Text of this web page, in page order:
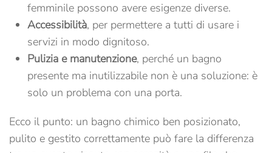
femminile possono avere esigenze diverse.
Accessibilità, per permettere a tutti di usare i
servizi in modo dignitoso.
Pulizia e manutenzione, perché un bagno
presente ma inutilizzabile non è una soluzione: è
solo un problema con una porta.
Ecco il punto: un bagno chimico ben posizionato,
pulito e gestito correttamente può fare la differenza